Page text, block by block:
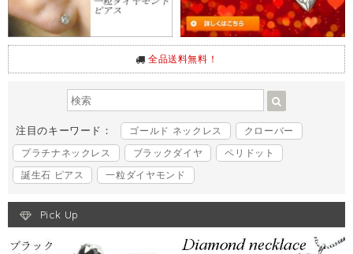
全品送料無料！
注目のキーワード： ゴールド ネックレス
クローバー
プラチナネックレス
ブラックダイヤ
ペリドット
誕生石 ピアス
一粒ダイヤモンド
Pick Up